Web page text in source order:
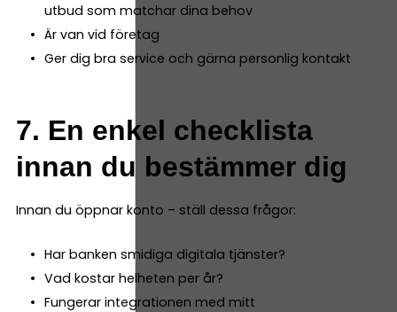
utbud som matchar dina behov
Är van vid företag
Ger dig bra service och gärna personlig kontakt
7. En enkel checklista
innan du bestämmer dig
Innan du öppnar konto – ställ dessa frågor:
Har banken smidiga digitala tjänster?
Vad kostar helheten per år?
Fungerar integrationen med mitt